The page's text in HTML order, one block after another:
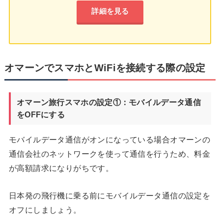
詳細を見る
オマーンでスマホとWiFiを接続する際の設定
オマーン旅行スマホの設定①：モバイルデータ通信
をOFFにする
モバイルデータ通信がオンになっている場合オマーンの
通信会社のネットワークを使って通信を行うため、料金
が高額請求になりがちです。
日本発の飛行機に乗る前にモバイルデータ通信の設定を
オフにしましょう。